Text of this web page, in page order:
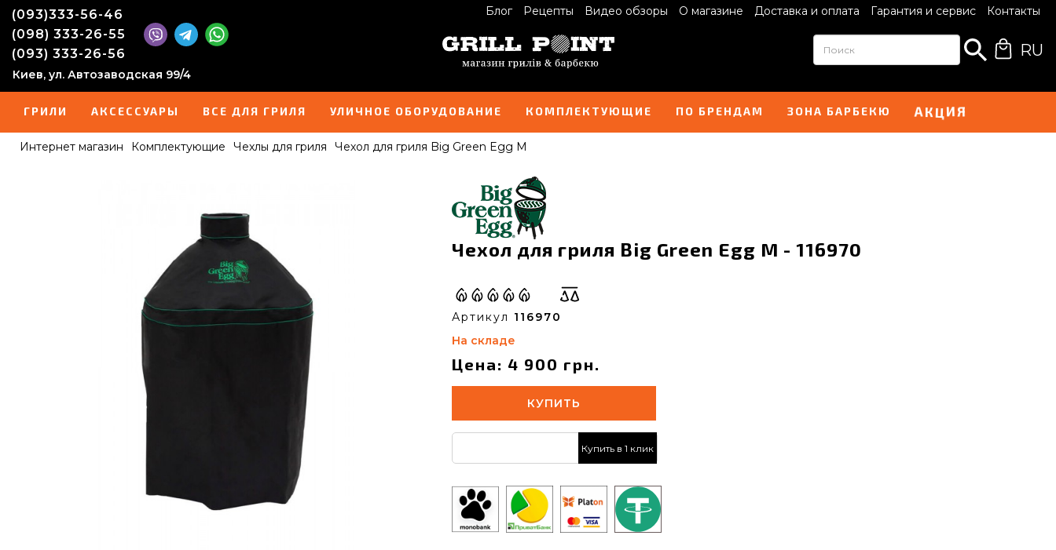
Блог Рецепты Видео обзоры О магазине Доставка и оплата Гарантия и сервис Контакты
(093)333-56-46
(098) 333-26-55
(093) 333-26-56
Киев, ул. Автозаводская 99/4
RU
ГРИЛИ АКСЕССУАРЫ ВСЕ ДЛЯ ГРИЛЯ УЛИЧНОЕ ОБОРУДОВАНИЕ КОМПЛЕКТУЮЩИЕ ПО БРЕНДАМ ЗОНА БАРБЕКЮ АКЦИЯ
Интернет магазин Комплектующие Чехлы для гриля Чехол для гриля Big Green Egg M
Чехол для гриля Big Green Egg M - 116970
Артикул 116970
На складе
Цена: 4 900 грн.
КУПИТЬ
Купить в 1 клик